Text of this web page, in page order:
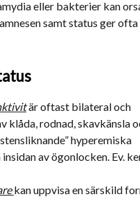
eller bakterier kan
samt status ger
är oftast bilateral och
klåda, rodnad, skavkänsla
hyperemiska
av ögonlocken. Ev.
kan uppvisa en särskild